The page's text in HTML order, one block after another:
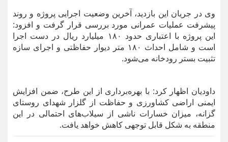
وی در جریان این بازدید، آخرین وضعیت اجرایی پروژه و روند
پیشرفت عملیات عمرانی مورد بررسی قرار گرفت و افزود:
این پروژه با اعتباری حدود ۱۸۰ میلیارد ریال در دست اجرا
است و شامل احداث ۱۸۰ متر دیوار حفاظتی و اجرای سازه
تثبیت بستر رودخانه می‌شود.
داودیان اظهار کرد: با بهره‌برداری از این طرح، ضمن افزایش
ایمنی اراضی کشاورزی و حفاظت از گلزار شهدای روستای
گزانه، میزان خسارات ناشی از سیلاب‌های احتمالی در این
منطقه به شکل قابل توجهی کاهش خواهد یافت.